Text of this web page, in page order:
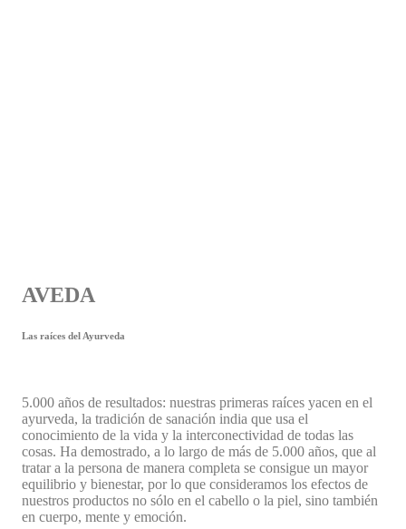
AVEDA
Las raíces del Ayurveda
5.000 años de resultados: nuestras primeras raíces yacen en el
ayurveda, la tradición de sanación india que usa el
conocimiento de la vida y la interconectividad de todas las
cosas. Ha demostrado, a lo largo de más de 5.000 años, que al
tratar a la persona de manera completa se consigue un mayor
equilibrio y bienestar, por lo que consideramos los efectos de
nuestros productos no sólo en el cabello o la piel, sino también
en cuerpo, mente y emoción.